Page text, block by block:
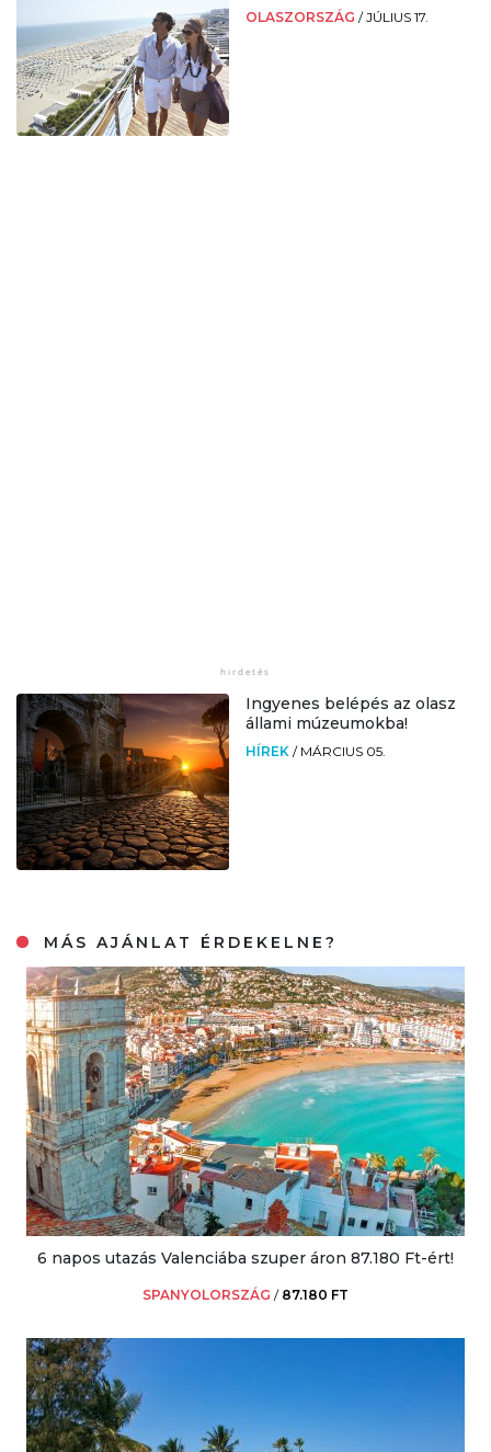
OLASZORSZÁG /JÚLIUS 17.
Ingyenes belépés az olasz
állami múzeumokba!
HÍREK / MÁRCIUS 05.
MÁS AJÁNLAT ÉRDEKELNE?
6 napos utazás Valenciába szuper áron 87.180 Ft-ért!
SPANYOLORSZÁG / 87.180 FT